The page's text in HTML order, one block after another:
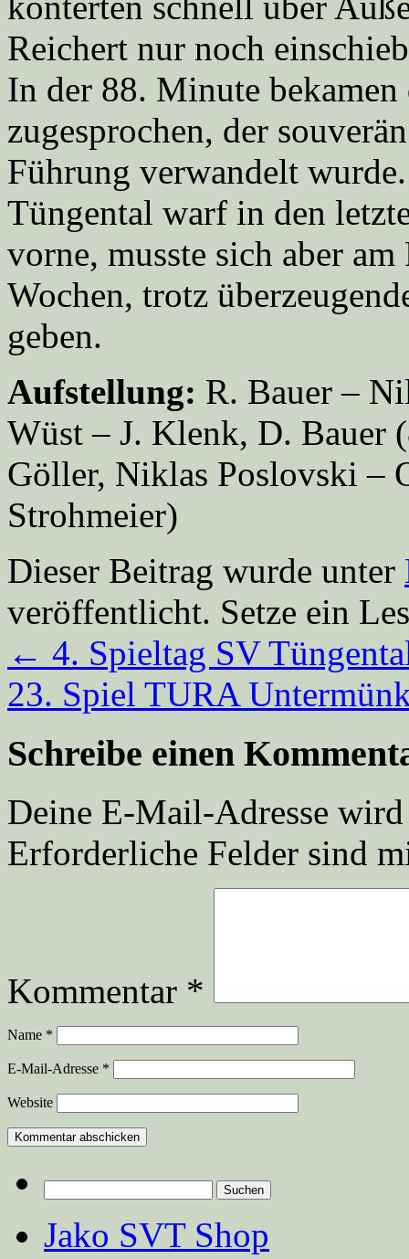
Reichert nur noch
In der 88. Minute
zugesprochen, der
Führung verwandelt wurde.
Tüngental warf in den
vorne, musste sich aber
Wochen, trotz
geben.
Aufstellung: R. Bauer –
Wüst – J. Klenk, D. Bauer
Göller, Niklas Poslovski –
Strohmeier)
Dieser Beitrag wurde unter
veröffentlicht. Setze ein
← 4. Spieltag SV
23. Spiel TURA
Schreibe einen
Deine E-Mail-Adresse
Erforderliche Felder sind
Kommentar *
Name *
E-Mail-Adresse *
Website
nach:
Jako SVT Shop